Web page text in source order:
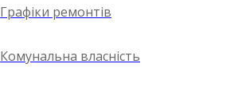
Графіки ремонтів
Комунальна власність